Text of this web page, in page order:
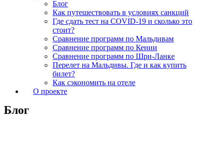
Блог
Как путешествовать в условиях санкций
Где сдать тест на COVID-19 и сколько это
стоит?
Сравнение программ по Мальдивам
Сравнение программ по Кении
Сравнение программ по Шри-Ланке
Перелет на Мальдивы. Где и как купить
билет?
Как сэкономить на отеле
О проекте
Блог